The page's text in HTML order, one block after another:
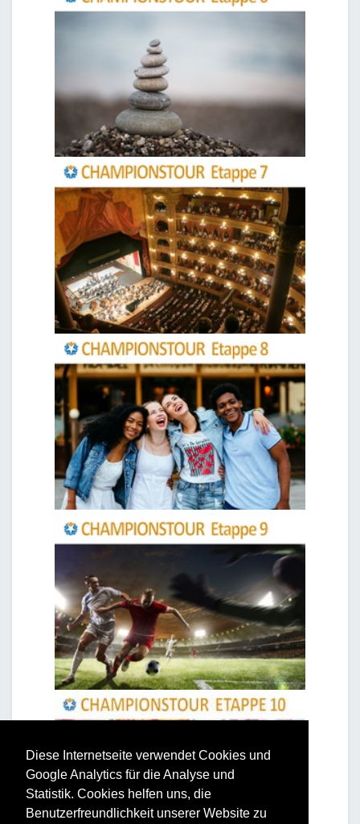
Diese Internetseite verwendet Cookies und
Google Analytics für die Analyse und
Statistik. Cookies helfen uns, die
Benutzerfreundlichkeit unserer Website zu